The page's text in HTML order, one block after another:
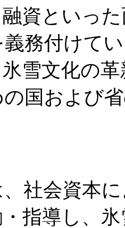
資といっ
務付けて
雪文化の
国および
社会資本
指導し、